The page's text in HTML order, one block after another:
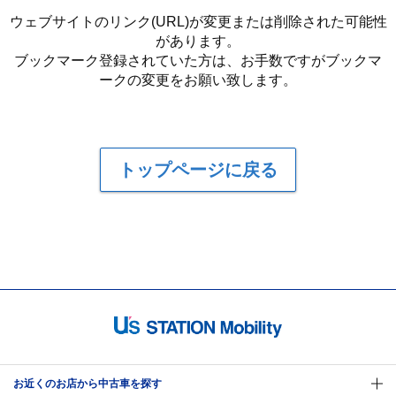
ウェブサイトのリンク(URL)が変更または削除された可能性
があります。
ブックマーク登録されていた方は、お手数ですがブックマ
ークの変更をお願い致します。
トップページに戻る
お近くのお店から中古車を探す